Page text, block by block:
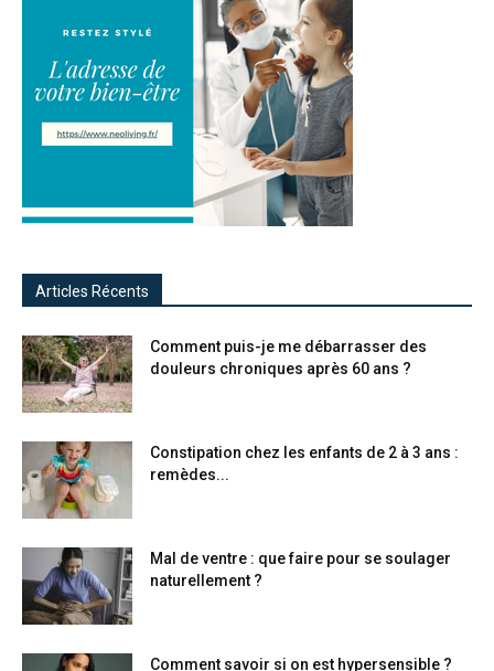
Articles Récents
Comment puis-je me débarrasser des
douleurs chroniques après 60 ans ?
Constipation chez les enfants de 2 à 3 ans :
remèdes...
Mal de ventre : que faire pour se soulager
naturellement ?
Comment savoir si on est hypersensible ?